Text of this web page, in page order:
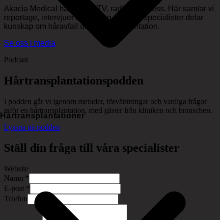
Hårtransplantationer
Akacia Medical har synts i TV, radio och press. Här samlar vi
reportage, intervjuer och inslag där våra specialister delar
kunskap om håravfall och hårtransplantation.
Se oss i media
Podcast
Hårtransplantationspodden
I podden går vi igenom metoder, förväntningar och vanliga frågor
inför en hårtransplantation, med gäster från kliniken och branschen.
Lyssna på podden
Ställ din fråga till våra specialister
Website
Namn *
E-post *
Telefon